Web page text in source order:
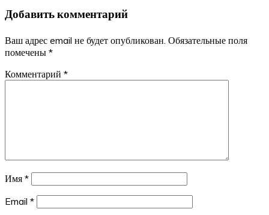
записям
Добавить комментарий
Ваш адрес email не будет опубликован. Обязательные поля
помечены *
Комментарий *
Имя *
Email *